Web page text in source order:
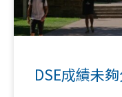
DSE成績未